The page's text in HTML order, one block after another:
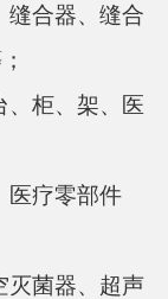
缝合器、缝合
、柜、架、医
医疗零部件
灭菌器、超声